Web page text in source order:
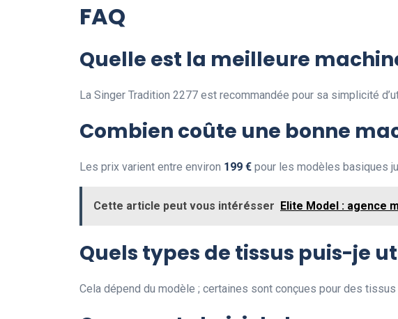
FAQ
Quelle est la meilleure
La Singer Tradition 2277 est recommandée pour sa simplicité
Combien coûte une bonne
Les prix varient entre environ 199 € pour les modèles basiques
Cette article peut vous intérésser Elite Model : agence
Quels types de tissus puis-je
Cela dépend du modèle ; certaines sont conçues pour des